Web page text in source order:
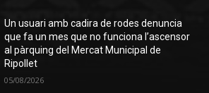
Un usuari amb cadira de rodes denuncia
que fa un mes que no funciona l’ascensor
al pàrquing del Mercat Municipal de
Ripollet
05/08/2026